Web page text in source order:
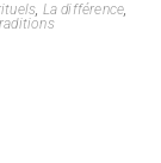
, La différence,